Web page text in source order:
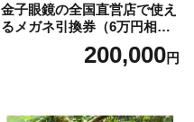
金子眼鏡の全国直営店で使え
るメガネ引換券（6万円相
当） Platinum200,000円